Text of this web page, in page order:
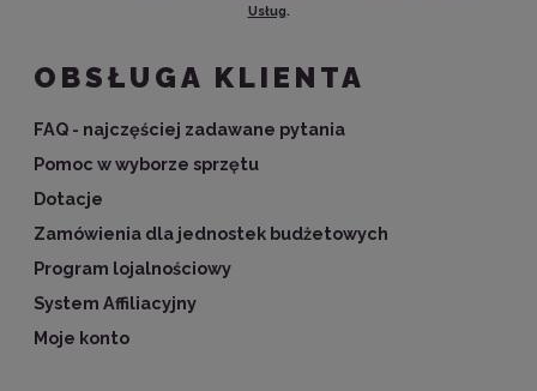
Usług.
OBSŁUGA KLIENTA
FAQ - najczęściej zadawane pytania
Pomoc w wyborze sprzętu
Dotacje
Zamówienia dla jednostek budżetowych
Program lojalnościowy
System Affiliacyjny
Moje konto